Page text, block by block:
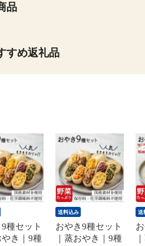
品
すめ返礼品
種セット
やき｜9種
送料込み
おやき9種セット
｜蒸おやき｜9種
送